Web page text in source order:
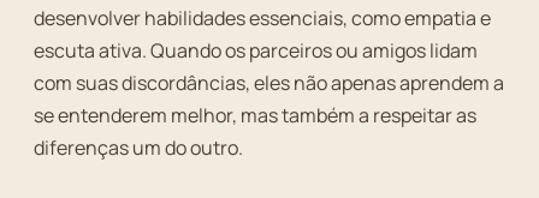
desenvolver habilidades essenciais, como empatia e
escuta ativa. Quando os parceiros ou amigos lidam
com suas discordâncias, eles não apenas aprendem a
se entenderem melhor, mas também a respeitar as
diferenças um do outro.